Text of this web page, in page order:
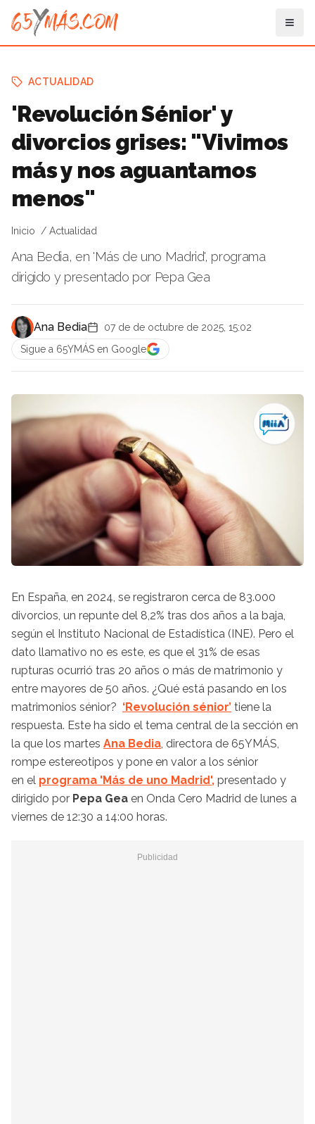
ACTUALIDAD
'Revolución Sénior' y
divorcios grises: "Vivimos
más y nos aguantamos
menos"
Inicio Actualidad
Ana Bedia, en 'Más de uno Madrid', programa
dirigido y presentado por Pepa Gea
Ana Bedia
07 de de octubre de 2025, 15:02
Sigue a 65YMÁS en Google
En España, en 2024, se registraron cerca de 83.000
divorcios, un repunte del 8,2% tras dos años a la baja,
según el Instituto Nacional de Estadística (INE). Pero el
dato llamativo no es este, es que el 31% de esas
rupturas ocurrió tras 20 años o más de matrimonio y
entre mayores de 50 años. ¿Qué está pasando en los
matrimonios sénior? ‘Revolución sénior’ tiene la
respuesta. Este ha sido el tema central de la sección en
la que los martes Ana Bedia, directora de 65YMÁS,
rompe estereotipos y pone en valor a los sénior
en el programa 'Más de uno Madrid', presentado y
dirigido por Pepa Gea en Onda Cero Madrid de lunes a
viernes de 12:30 a 14:00 horas.